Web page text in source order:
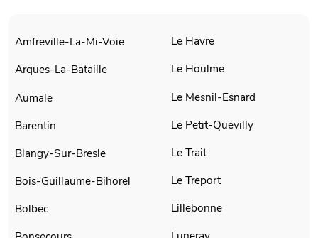
Amfreville-La-Mi-Voie
Arques-La-Bataille
Aumale
Barentin
Blangy-Sur-Bresle
Bois-Guillaume-Bihorel
Bolbec
Le Havre
Le Houlme
Le Mesnil-Esnard
Le Petit-Quevilly
Le Trait
Le Treport
Lillebonne